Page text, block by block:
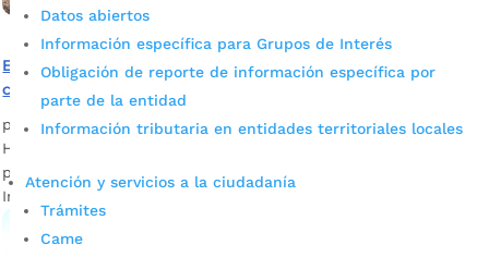
Datos abiertos
Información específica para Grupos de Interés
Obligación de reporte de información específica por
parte de la entidad
Información tributaria en entidades territoriales locales
Atención y servicios a la ciudadanía
Trámites
Came
En Bucaramanga se busca a la comunidad para la
construcción de la política pública del agua
por Darlin Ramírez Leiva|Sep 13, 2023|Noticias
Hoy 13 y mañana 14 de septiembre, comunidades
participarán en la construcción de la Política Pública
Integral del Agua de Bucaramanga.